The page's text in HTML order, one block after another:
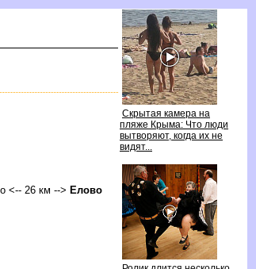
Скрытая камера на
пляже Крыма: Что люди
ытворяют, когда их не
идят...
<-- 26 км --> Елово